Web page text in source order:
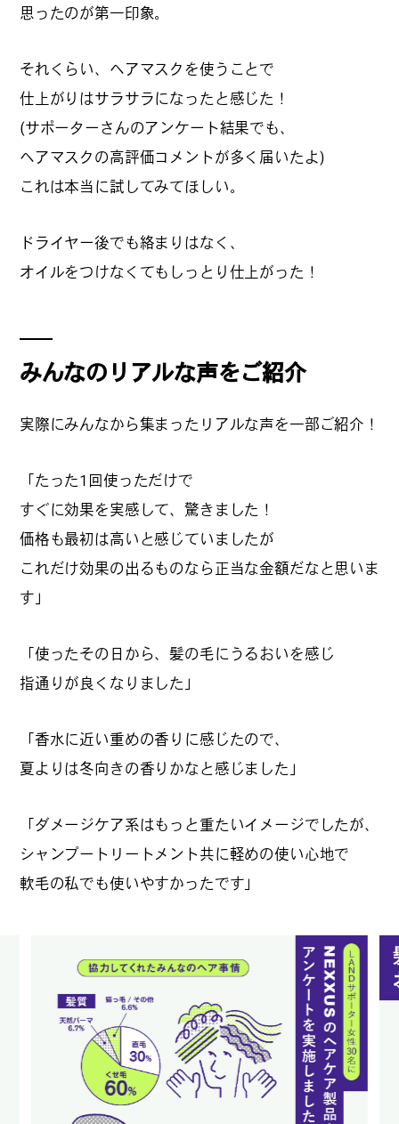
#プレゼントフォー・ユー
#昼飲み・春飲み
#おすすめ手土産
#今月のアートな時間割
ーティン
# 職人の手仕事に触れる
# ランチ
#ショッピング
#カフェ
思ったのが第一印象。
それくらい、ヘアマスクを使うことで
仕上がりはサラサラになったと感じた！
(サポーターさんのアンケート結果でも、
ヘアマスクの高評価コメントが多く届いたよ)
これは本当に試してみてほしい。
ドライヤー後でも絡まりはなく、
オイルをつけなくてもしっとり仕上がった！
みんなのリアルな声をご紹介
実際にみんなから集まったリアルな声を一部ご紹介！
「たった1回使っただけで
すぐに効果を実感して、驚きました！
価格も最初は高いと感じていましたが
これだけ効果の出るものなら正当な金額だなと思いま
す」
「使ったその日から、髪の毛にうるおいを感じ
指通りが良くなりました」
「香水に近い重めの香りに感じたので、
夏よりは冬向きの香りかなと感じました」
「ダメージケア系はもっと重たいイメージでしたが、
シャンプートリートメント共に軽めの使い心地で
軟毛の私でも使いやすかったです」